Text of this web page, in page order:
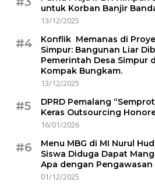
untuk Korban Banjir
13/12/2025
#4
Konflik Memanas di
Simpur: Bangunan Liar
Pemerintah Desa Simpur
Kompak Bungkam.
13/12/2025
#5
DPRD Pemalang
Keras Outsourcing
16/01/2026
#6
Menu MBG di MI Nurul
Siswa Diduga Dapat
Apa dengan Pengawasan
01/12/2025